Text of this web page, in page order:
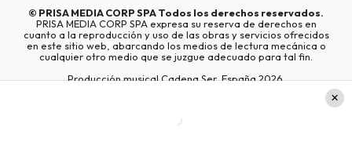
© PRISA MEDIA CORP SPATodos los derechos reservados.
PRISA MEDIA CORP SPA expresa su reserva de derechos en
cuanto a la reproducción y uso de las obras y servicios ofrecidos
en este sitio web, abarcando los medios de lectura mecánica o
cualquier otro medio que se juzgue adecuado para tal fin.
Producción musical Cadena Ser, España 2026.